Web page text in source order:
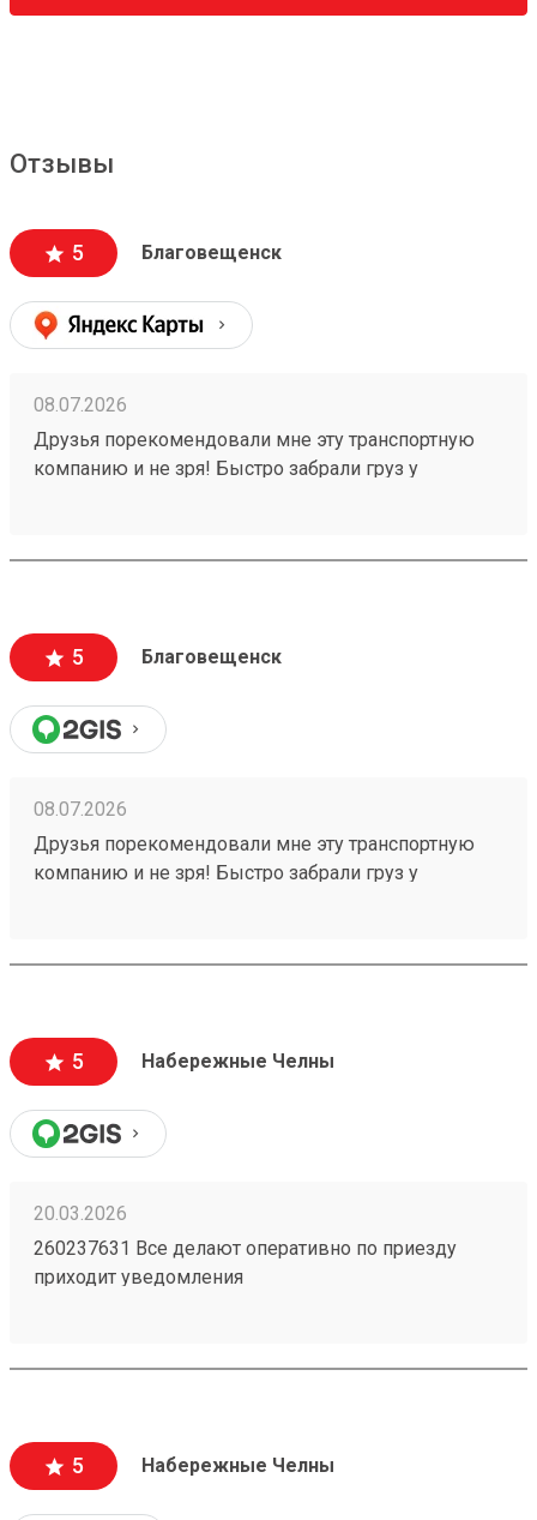
Отзывы
5 Благовещенск
08.07.2026
Друзья порекомендовали мне эту транспортную
компанию и не зря! Быстро забрали груз у
5 Благовещенск
08.07.2026
Друзья порекомендовали мне эту транспортную
компанию и не зря! Быстро забрали груз у
5 Набережные Челны
20.03.2026
260237631 Все делают оперативно по приезду
приходит уведомления
5 Набережные Челны